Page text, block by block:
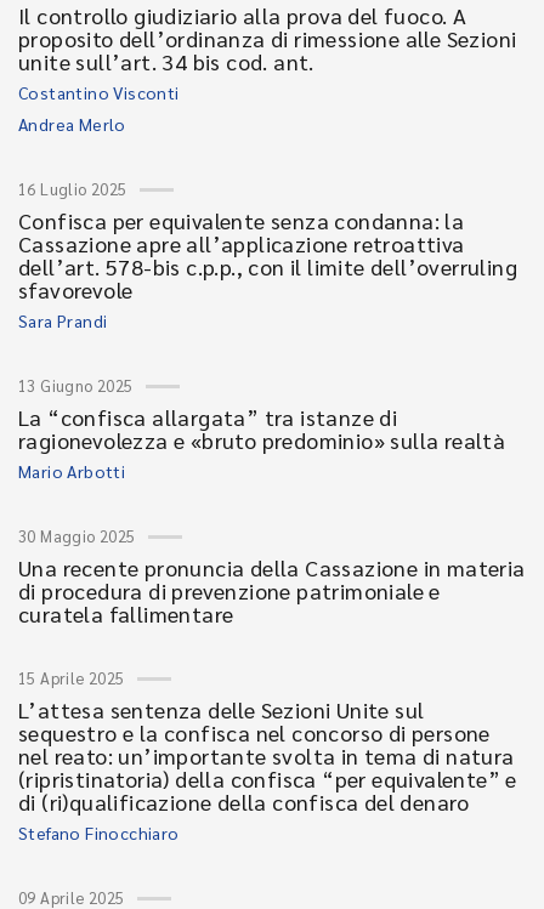
Il controllo giudiziario alla prova del fuoco. A
proposito dell’ordinanza di rimessione alle Sezioni
unite sull’art. 34 bis cod. ant.
Costantino Visconti
Andrea Merlo
16 Luglio 2025
Confisca per equivalente senza condanna: la
Cassazione apre all’applicazione retroattiva
dell’art. 578-bis c.p.p., con il limite dell’overruling
sfavorevole
Sara Prandi
13 Giugno 2025
La “confisca allargata” tra istanze di
ragionevolezza e «bruto predominio» sulla realtà
Mario Arbotti
30 Maggio 2025
Una recente pronuncia della Cassazione in materia
di procedura di prevenzione patrimoniale e
curatela fallimentare
15 Aprile 2025
L’attesa sentenza delle Sezioni Unite sul
sequestro e la confisca nel concorso di persone
nel reato: un’importante svolta in tema di natura
(ripristinatoria) della confisca “per equivalente” e
di (ri)qualificazione della confisca del denaro
Stefano Finocchiaro
09 Aprile 2025